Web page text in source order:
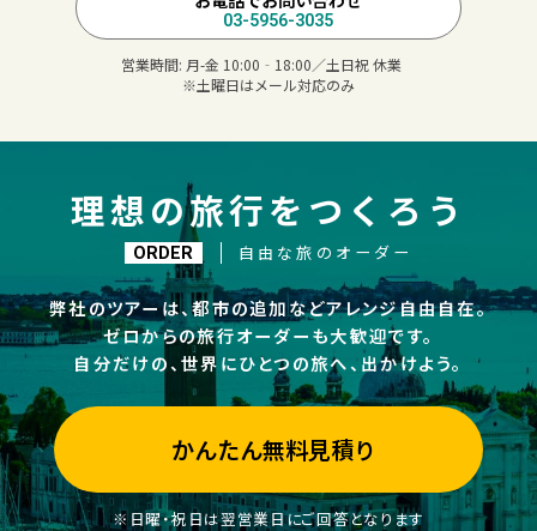
03-5956-3035
営業時間: 月-金 10:00‐18:00／土日祝 休業
※土曜日はメール対応のみ
理想の旅行をつくろう
ORDER 自由な旅のオーダー
弊社のツアーは、都市の追加などアレンジ自由自在。
ゼロからの旅行オーダーも大歓迎です。
自分だけの、世界にひとつの旅へ、出かけよう。
かんたん無料見積り
※日曜・祝日は翌営業日にご回答となります